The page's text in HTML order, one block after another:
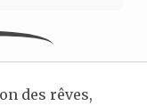
des rêves,